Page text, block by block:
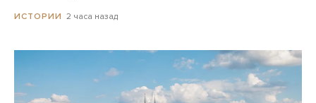
ИСТОРИИ 2 часа назад